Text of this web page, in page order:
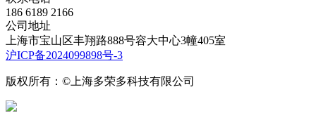
186 6189 2166
公司地址
上海市宝山区丰翔路888号容大中心3幢405室
沪ICP备2024099898号-3
版权所有：©上海多荣多科技有限公司